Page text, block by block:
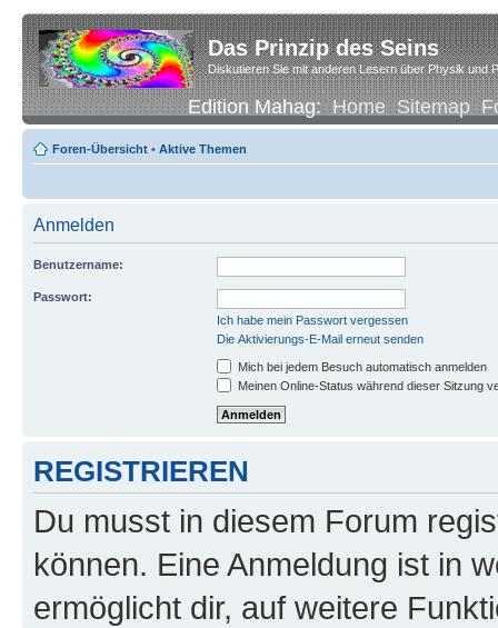
Das Prinzip des Seins
Diskutieren Sie mit anderen Lesern über Physik und
Edition Mahag:Home Sitemap
Foren-Übersicht • Aktive Themen
Anmelden
Benutzername:
Passwort:
Ich habe mein Passwort vergessen
Die Aktivierungs-E-Mail erneut senden
Mich bei jedem Besuch automatisch anmelden
Meinen Online-Status während dieser Sitzung
REGISTRIEREN
Du musst in diesem Forum
können. Eine Anmeldung ist in
ermöglicht dir, auf weitere